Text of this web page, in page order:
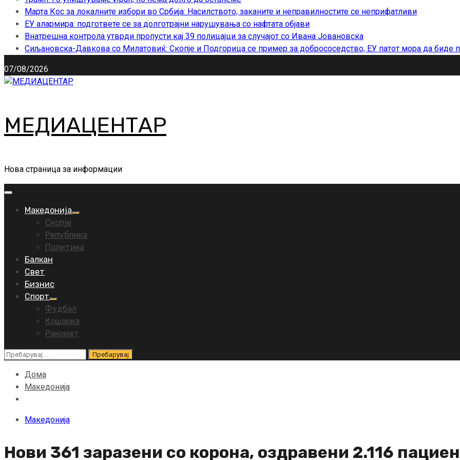
Марта Кос за локалните избори во Србија: Насилството, заканите и неправилностите се неприфатливи
ЕУ алармира: подгответе се за долготрајни нарушувања со нафтата објави
Внатрешна контрола утврди пропусти кај 39 полицајци за случајот со Ивана Јовановска
Сиљановска-Давкова со Милатовиќ: Скопје и Подгорица се пример за добрососедство, ЕУ патот мора да биде
07/08/2026
МЕДИАЦЕНТАР
Нова страница за информации
Primary
Македонија
Скопје
Република
Политика
Балкан
Свет
Бизнис
Спорт
Фудбал
Кошарка
Ракомет
Пребарувај
Дома
Македонија
Македонија
Нови 361 заразени со корона, оздравени 2.116